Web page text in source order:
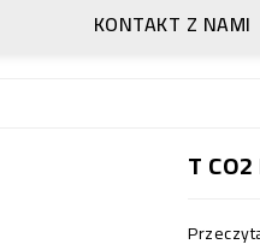
KONTAKT Z NAMI
T